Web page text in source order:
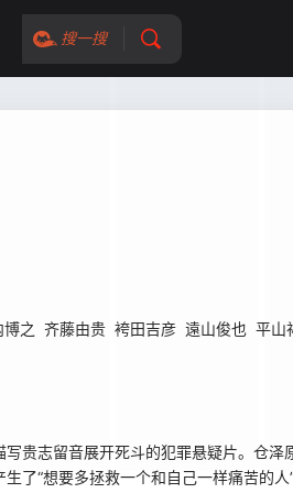
搜一搜
之 齐藤由贵 袴田吉彦 遠山俊也 平山
贵志留音展开死斗的犯罪悬疑片。仓
了“想要多拯救一个和自己一样痛苦的人